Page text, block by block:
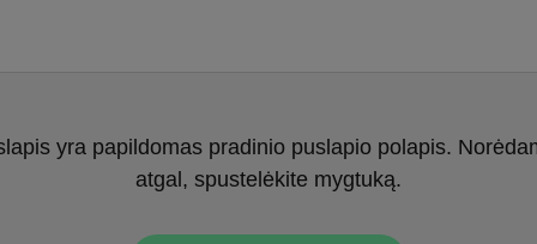
yra papildomas pradinio puslapio polapis.
atgal, spustelėkite mygtuką.